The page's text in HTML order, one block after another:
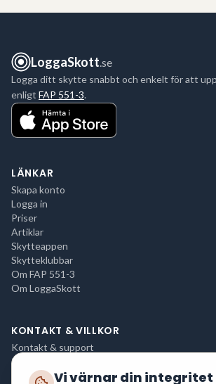
LoggaSkott.se
Logga ditt skytte snabbt och enkelt för att
enligt FAP 551-3.
LÄNKAR
Skapa konto
Logga in
Priser
Artiklar
Skytteappen
Skytteklubbar
Om FAP 551-3
Om LoggaSkott
KONTAKT & VILLKOR
Kontakt & support
Integritetspolicy
AnvändarvillkorVi värnar din integritet